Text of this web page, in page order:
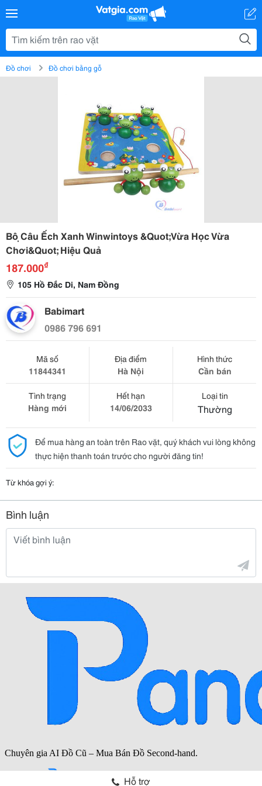
Đồ chơi Đồ chơi bằng gỗ
Bộ Câu Ếch Xanh Winwintoys &Quot;Vừa Học Vừa
Chơi&Quot; Hiệu Quả
187.000₫
105 Hồ Đắc Di, Nam Đồng
Babimart
0986 796 691
Mã số
11844341
Địa điểm
Hà Nội
Hình thức
Cần bán
Tình trạng
Hàng mới
Hết hạn
14/06/2033
Loại tin
Thường
Để mua hàng an toàn trên Rao vặt, quý khách vui lòng không
thực hiện thanh toán trước cho người đăng tin!
Từ khóa gợi ý:
Bình luận
Hỗ trợ